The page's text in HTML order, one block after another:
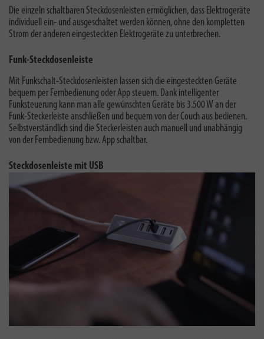
Die einzeln schaltbaren Steckdosenleisten ermöglichen, dass Elektrogeräte
individuell ein- und ausgeschaltet werden können, ohne den kompletten
Strom der anderen eingesteckten Elektrogeräte zu unterbrechen.
Funk-Steckdosenleiste
Mit Funkschalt-Steckdosenleisten lassen sich die eingesteckten Geräte
bequem per Fernbedienung oder App steuern. Dank intelligenter
Funksteuerung kann man alle gewünschten Geräte bis 3.500 W an der
Funk-Steckerleiste anschließen und bequem von der Couch aus bedienen.
Selbstverständlich sind die Steckerleisten auch manuell und unabhängig
von der Fernbedienung bzw. App schaltbar.
Steckdosenleiste mit USB